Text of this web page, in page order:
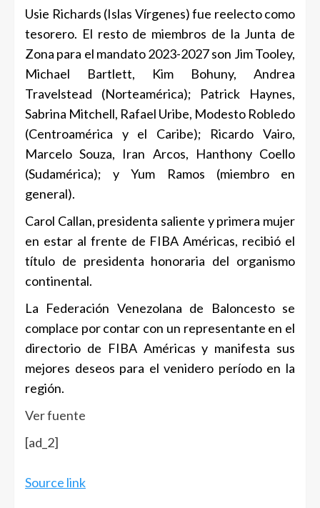
Usie Richards (Islas Vírgenes) fue reelecto como
tesorero. El resto de miembros de la Junta de
Zona para el mandato 2023-2027 son Jim Tooley,
Michael Bartlett, Kim Bohuny, Andrea
Travelstead (Norteamérica); Patrick Haynes,
Sabrina Mitchell, Rafael Uribe, Modesto Robledo
(Centroamérica y el Caribe); Ricardo Vairo,
Marcelo Souza, Iran Arcos, Hanthony Coello
(Sudamérica); y Yum Ramos (miembro en
general).
Carol Callan, presidenta saliente y primera mujer
en estar al frente de FIBA Américas, recibió el
título de presidenta honoraria del organismo
continental.
La Federación Venezolana de Baloncesto se
complace por contar con un representante en el
directorio de FIBA Américas y manifesta sus
mejores deseos para el venidero período en la
región.
Ver fuente
[ad_2]
Source link